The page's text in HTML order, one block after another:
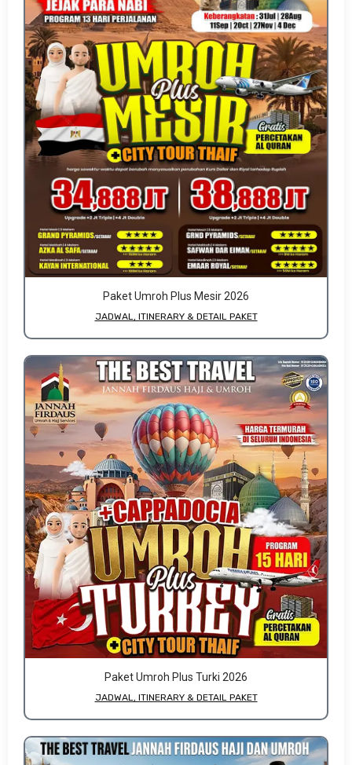
Paket Umroh Plus Mesir 2026
JADWAL, ITINERARY & DETAIL PAKET
Paket Umroh Plus Turki 2026
JADWAL, ITINERARY & DETAIL PAKET